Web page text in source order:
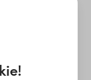
nicht